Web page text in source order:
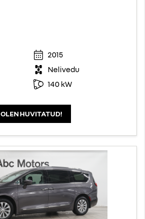
2015
Nelivedu
140 kW
OLEN HUVITATUD!